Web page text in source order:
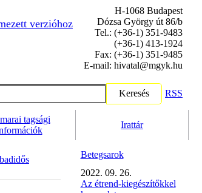
verzióhoz
H-1068 Budapest
Dózsa György út 86/b
Tel.: (+36-1) 351-9483
(+36-1) 413-1924
Fax: (+36-1) 351-9485
E-mail: hivatal@mgyk.hu
Keresés RSS
tagsági
Irattár
Betegsarok
2022. 09. 26.
Az étrend-kiegészítőkkel